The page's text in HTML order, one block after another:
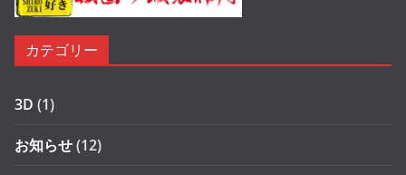
カテゴリー
3D (1)
お知らせ(12)